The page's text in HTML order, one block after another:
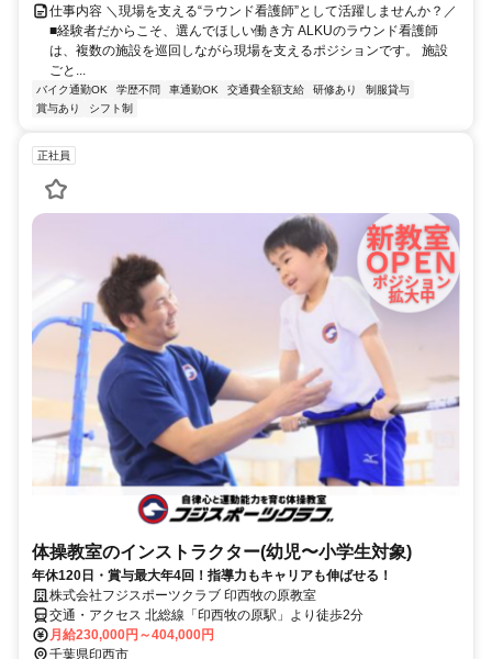
仕事内容 ＼現場を支える“ラウンド看護師”として活躍しませんか？／
■経験者だからこそ、選んでほしい働き方 ALKUのラウンド看護師
は、複数の施設を巡回しながら現場を支えるポジションです。 施設
ごと...
バイク通勤OK 学歴不問 車通勤OK 交通費全額支給 研修あり
制服貸与
賞与あり
シフト制
正社員
体操教室のインストラクター(幼児〜小学生対象)
年休120日・賞与最大年4回！指導力もキャリアも伸ばせる！
株式会社フジスポーツクラブ 印西牧の原教室
交通・アクセス 北総線「印西牧の原駅」より徒歩2分
月給230,000円～404,000円
千葉県印西市